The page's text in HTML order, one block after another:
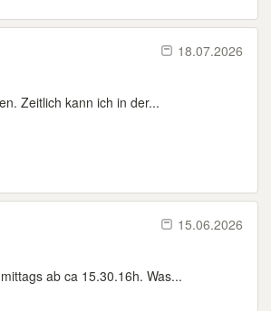
18.07.2026
Zeitlich kann ich in der...
15.06.2026
ab ca 15.30.16h. Was...